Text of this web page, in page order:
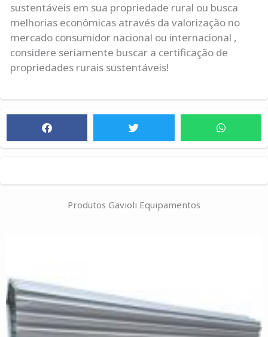
sustentáveis em sua propriedade rural ou busca
melhorias econômicas através da valorização no
mercado consumidor nacional ou internacional ,
considere seriamente buscar a certificação de
propriedades rurais sustentáveis!
Produtos Gavioli Equipamentos